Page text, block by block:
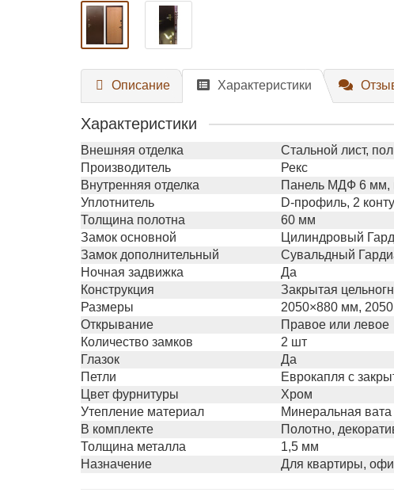
Описание Характеристики
Характеристики
Внешняя отделка
Стальной лист,
Производитель
Рекс
Внутренняя отделка
Панель МДФ 6 мм,
Уплотнитель
D-профиль, 2
Толщина полотна
60 мм
Замок основной
Цилиндровый
Замок дополнительный
Сувальдный
Ночная задвижка
Да
Конструкция
Закрытая
Размеры
2050×880 мм,
Открывание
Правое или левое
Количество замков
2 шт
Глазок
Да
Петли
Еврокапля с
Цвет фурнитуры
Хром
Утепление материал
Минеральная вата
В комплекте
Полотно,
Толщина металла
1,5 мм
Назначение
Для квартиры,